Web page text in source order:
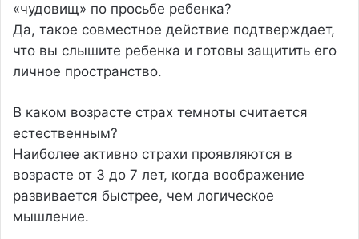
«чудовищ» по просьбе ребенка?
Да, такое совместное действие подтверждает,
что вы слышите ребенка и готовы защитить его
личное пространство.
В каком возрасте страх темноты считается
естественным?
Наиболее активно страхи проявляются в
возрасте от 3 до 7 лет, когда воображение
развивается быстрее, чем логическое
мышление.